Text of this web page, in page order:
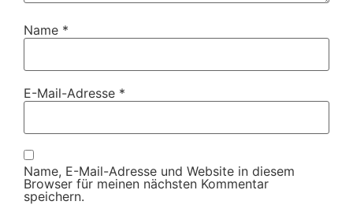
Name *
E-Mail-Adresse *
Name, E-Mail-Adresse und Website in diesem
Browser für meinen nächsten Kommentar
speichern.